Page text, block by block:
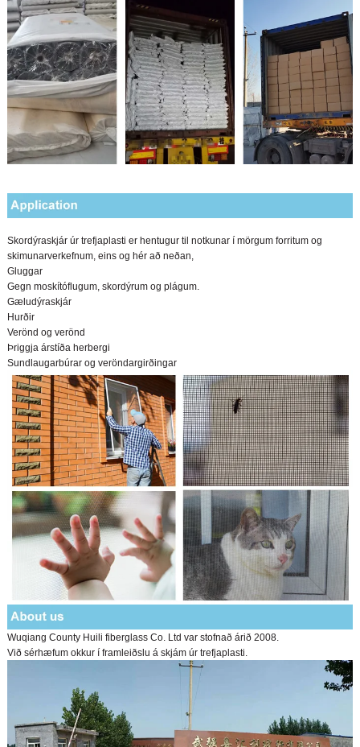
/
Skordýraskjár úr trefjaplasti er hentugur til notkunar í mörgum forritum og
skimunarverkefnum, eins og hér að neðan,
Gluggar
Gegn moskítóflugum, skordýrum og plágum.
Gæludýraskjár
Hurðir
Verönd og verönd
Þriggja árstíða herbergi
Sundlaugarbúrar og veröndargirðingar
Wuqiang County Huili fiberglass Co. Ltd var stofnað árið 2008.
Við sérhæfum okkur í framleiðslu á skjám úr trefjaplasti.